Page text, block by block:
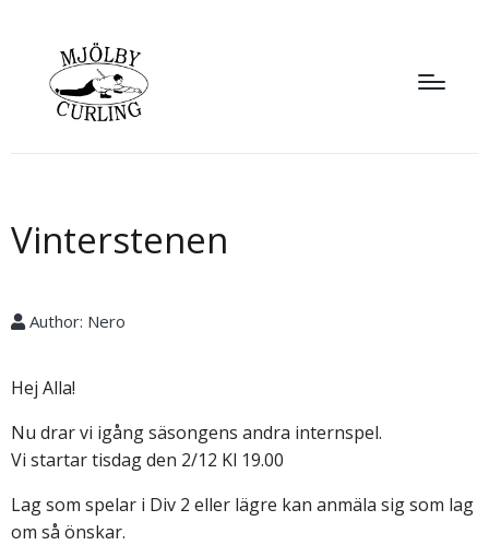
Vinterstenen
Author: Nero
Hej Alla!
Nu drar vi igång säsongens andra internspel.
Vi startar tisdag den 2/12 Kl 19.00
Lag som spelar i Div 2 eller lägre kan anmäla sig som lag
om så önskar.